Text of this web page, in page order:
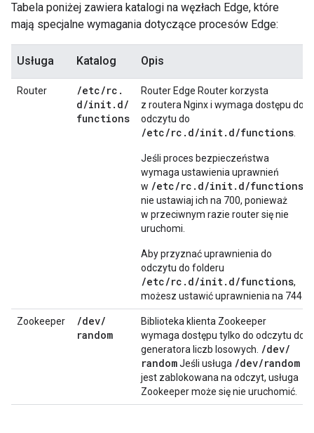
Tabela poniżej zawiera katalogi na węzłach Edge, które
mają specjalne wymagania dotyczące procesów Edge:
Usługa Katalog Opis
Router /etc/rc .
d/init. d/
functions
Router Edge Router korzysta
z routera Nginx i wymaga dostępu do
odczytu do
/etc/rc.d/init.d/functions
Jeśli proces bezpieczeństwa
wymaga ustawienia uprawnień
w /etc/rc.d/init.d/functions
nie ustawiaj ich na 700, ponieważ
w przeciwnym razie router się nie
uruchomi.
Aby przyznać uprawnienia do
odczytu do folderu
/etc/rc.d/init.d/functions,
możesz ustawić uprawnienia na 744.
Zookeeper /dev/
random
Biblioteka klienta Zookeeper
wymaga dostępu tylko do odczytu do
generatora liczb losowych. /dev/
randomJeśli usługa /dev/random
jest zablokowana na odczyt, usługa
Zookeeper może się nie uruchomić.